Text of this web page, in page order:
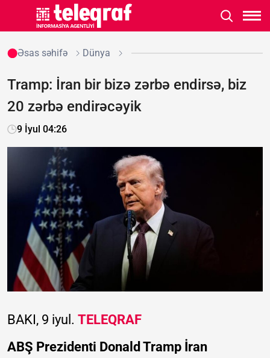
Əsas səhifə Dünya
Tramp: İran bir bizə zərbə endirsə, biz
20 zərbə endirəcəyik
9 İyul 04:26
BAKI, 9 iyul. TELEQRAF
ABŞ Prezidenti Donald Tramp İran